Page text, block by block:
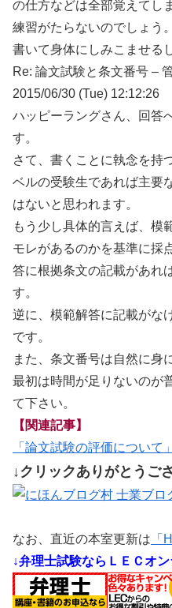
の仕方などは全部覚えてし
練習がたらないのでしょう
書いて身体にしみこませる
Re: 論文試験と条文番号 –
2015/06/30 (Tue) 12:12:26
ハッピーラングさん、回答
す。
さて、書くことに執念を持
ベルの受験生であれば主要
はないと思われます。
もう少し具体的言えば、模
モレがあるのかを基準に採
答に根拠条文の記載があれ
す。
逆に、模範解答に記載がな
です。
また、条文番号は自然に身
最初は時間が足りないのが
て下さい。
【関連記事】
「論文試験の評価について」
↓クリックありがとうご
なお、直近の本室更新は 「
↓弁理士試験ならＬＥＣオ